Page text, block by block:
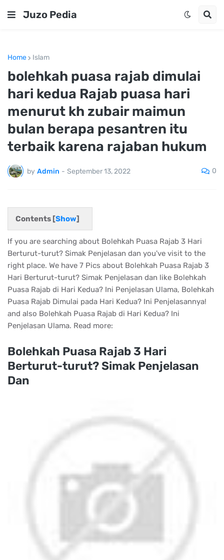
Juzo Pedia
Home Islam
bolehkah puasa rajab dimulai
hari kedua Rajab puasa hari
menurut kh zubair maimun
bulan berapa pesantren itu
terbaik karena rajaban hukum
by Admin - September 13, 2022 0
Contents [Show]
If you are searching about Bolehkah Puasa Rajab 3 Hari
Berturut-turut? Simak Penjelasan dan you've visit to the
right place. We have 7 Pics about Bolehkah Puasa Rajab 3
Hari Berturut-turut? Simak Penjelasan dan like Bolehkah
Puasa Rajab di Hari Kedua? Ini Penjelasan Ulama, Bolehkah
Puasa Rajab Dimulai pada Hari Kedua? Ini Penjelasannya!
and also Bolehkah Puasa Rajab di Hari Kedua? Ini
Penjelasan Ulama. Read more:
Bolehkah Puasa Rajab 3 Hari
Berturut-turut? Simak Penjelasan
Dan